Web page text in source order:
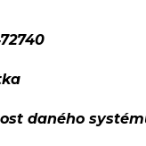
daného